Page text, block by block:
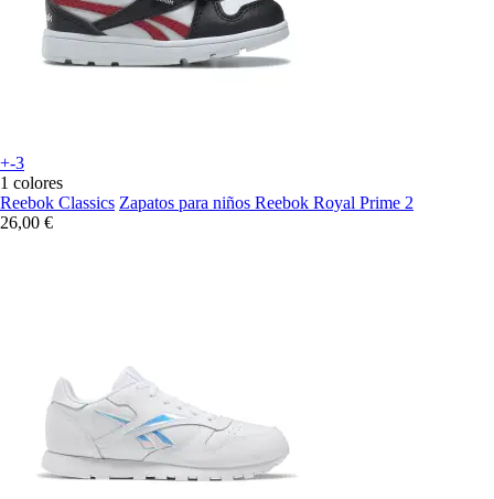
+-3
1 colores
Reebok Classics Zapatos para niños Reebok Royal Prime 2
26,00 €